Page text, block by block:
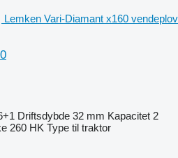
Lemken Vari-Diamant x160 vendeplov
Driftsdybde 32 mm Kapacitet 2
260 HK Type til traktor